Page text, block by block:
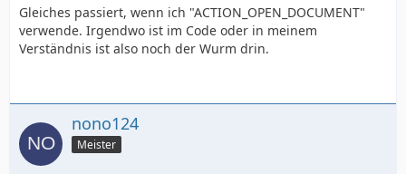
Gleiches passiert, wenn ich "ACTION_OPEN_DOCUMENT"
verwende. Irgendwo ist im Code oder in meinem
Verständnis ist also noch der Wurm drin.
nono124
Meister